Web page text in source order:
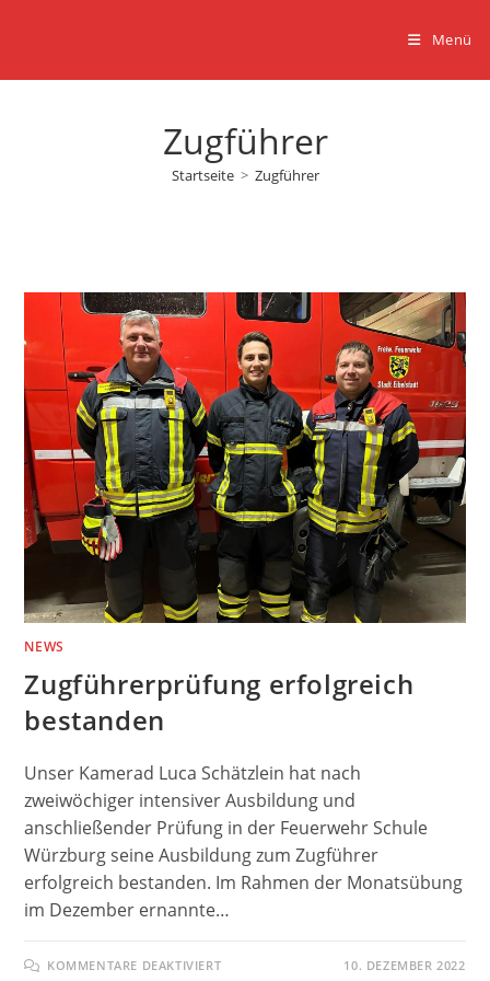
Menü
Zugführer
Startseite > Zugführer
NEWS
Zugführerprüfung erfolgreich
bestanden
Unser Kamerad Luca Schätzlein hat nach
zweiwöchiger intensiver Ausbildung und
anschließender Prüfung in der Feuerwehr Schule
Würzburg seine Ausbildung zum Zugführer
erfolgreich bestanden. Im Rahmen der Monatsübung
im Dezember ernannte…
KOMMENTARE DEAKTIVIERTFÜR 10. DEZEMBER 2022